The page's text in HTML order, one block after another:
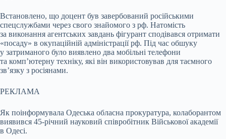
Встановлено, що доцент був завербований російськими
спецслужбами через свого знайомого з рф. Натомість
за виконання агентських завдань фігурант сподівався отримати
«посаду» в окупаційній адміністрації рф. Під час обшуку
у затриманого було виявлено два мобільні телефони
та комп’ютерну техніку, які він використовував для таємного
зв’язку з росіянами.
РЕКЛАМА
Як поінформувала Одеська обласна прокуратура, колаборантом
виявився 45-річний науковий співробітник Військової академії
в Одесі.